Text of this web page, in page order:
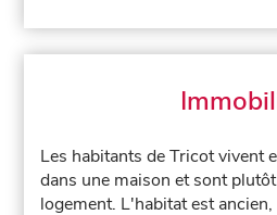
Les habitants de Tricot vivent
dans une maison et sont
logement. L'habitat est